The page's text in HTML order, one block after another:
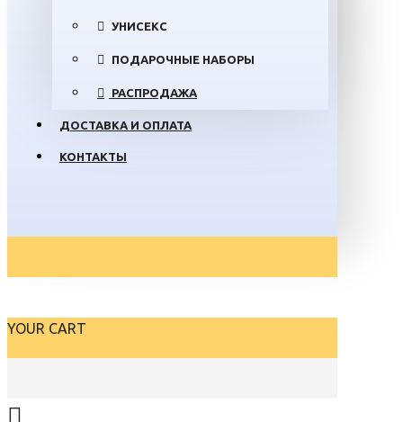
УНИСЕКС
ПОДАРОЧНЫЕ НАБОРЫ
РАСПРОДАЖА
ДОСТАВКА И ОПЛАТА
КОНТАКТЫ
YOUR CART